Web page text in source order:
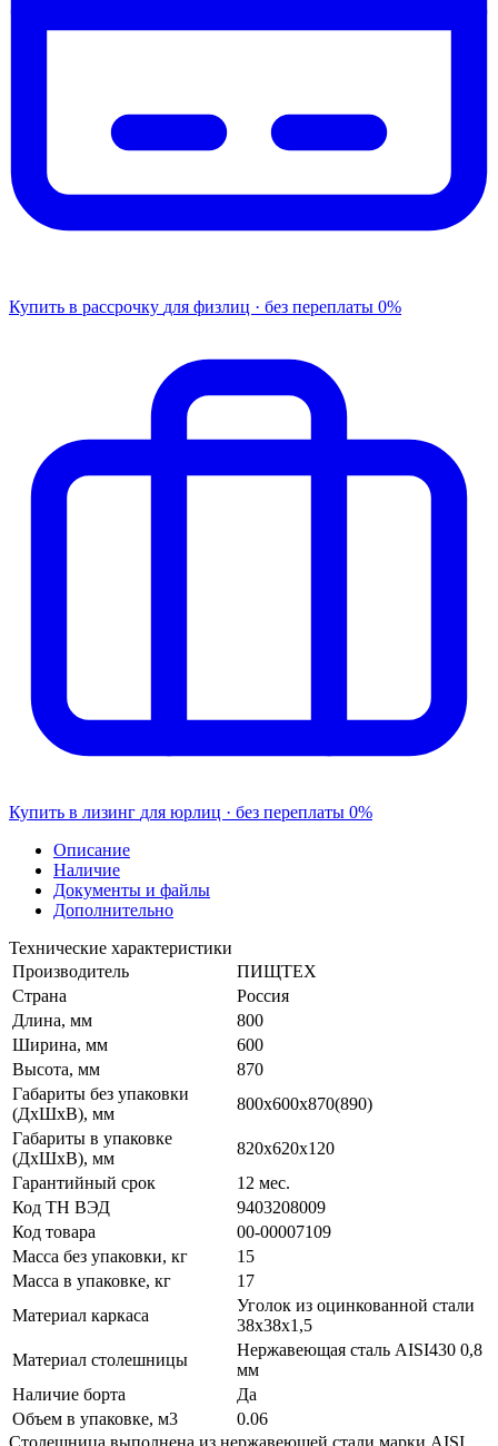
Купить в рассрочку для физлиц · без переплаты 0%
Купить в лизинг для юрлиц · без переплаты 0%
Описание
Наличие
Документы и файлы
Дополнительно
Технические характеристики
Производитель
ПИЩТЕХ
Страна
Россия
Длина, мм
800
Ширина, мм
600
Высота, мм
870
Габариты без упаковки
(ДхШхВ), мм
800х600х870(890)
Габариты в упаковке
(ДхШхВ), мм
820х620х120
Гарантийный срок
12 мес.
Код ТН ВЭД
9403208009
Код товара
00-00007109
Масса без упаковки, кг
15
Масса в упаковке, кг
17
Материал каркаса
Уголок из оцинкованной стали
38х38х1,5
Материал столешницы
Нержавеющая сталь AISI430 0,8
мм
Наличие борта
Да
Объем в упаковке, м3
0.06
Столешница выполнена из нержавеющей стали марки AISI